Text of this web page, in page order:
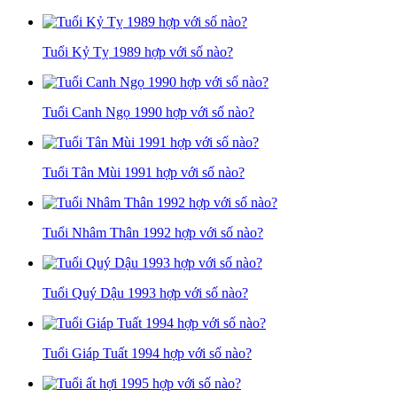
Tuổi Kỷ Tỵ 1989 hợp với số nào?
Tuổi Canh Ngọ 1990 hợp với số nào?
Tuổi Tân Mùi 1991 hợp với số nào?
Tuổi Nhâm Thân 1992 hợp với số nào?
Tuổi Quý Dậu 1993 hợp với số nào?
Tuổi Giáp Tuất 1994 hợp với số nào?